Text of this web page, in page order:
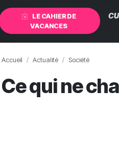
LE CAHIER DE
VACANCES
Accueil Actualité Société
Ce qui ne